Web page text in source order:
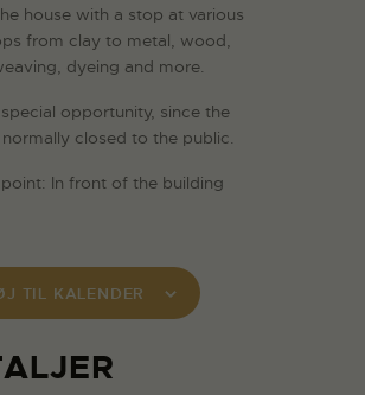
house with a stop at various
from clay to metal, wood,
dyeing and more.
opportunity, since the
normally closed to the public.
In front of the building
TIL KALENDER